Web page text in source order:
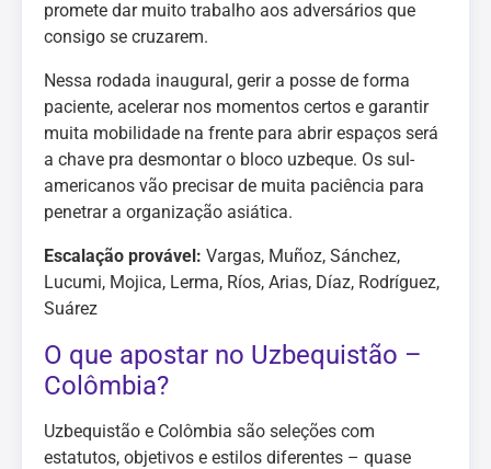
promete dar muito trabalho aos adversários que
consigo se cruzarem.
Nessa rodada inaugural, gerir a posse de forma
paciente, acelerar nos momentos certos e garantir
muita mobilidade na frente para abrir espaços será
a chave pra desmontar o bloco uzbeque. Os sul-
americanos vão precisar de muita paciência para
penetrar a organização asiática.
Escalação provável: Vargas, Muñoz, Sánchez,
Lucumi, Mojica, Lerma, Ríos, Arias, Díaz, Rodríguez,
Suárez
O que apostar no Uzbequistão –
Colômbia?
Uzbequistão e Colômbia são seleções com
estatutos, objetivos e estilos diferentes – quase